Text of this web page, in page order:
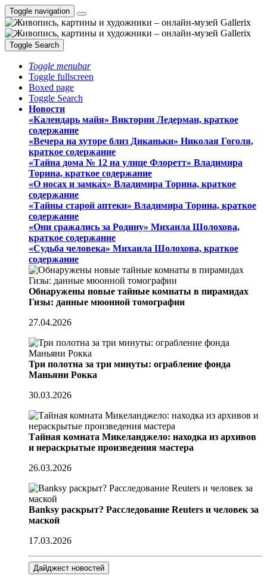
Toggle navigation
Toggle Search
Toggle menubar
Toggle fullscreen
Boxed page
Toggle Search
Новости
«Календарь майя» Виктории Ледерман, краткое
содержание
«Вечера на хуторе близ Диканьки» Николая Гоголя,
краткое содержание
«Тайна дома № 12 на улице Флоретт» Владимира
Торина, краткое содержание
«О носах и замка́х» Владимира Торина, краткое
содержание
«Тайны старой аптеки» Владимира Торина, краткое
содержание
«Они сражались за Родину» Михаила Шолохова,
краткое содержание
«Судьба человека» Михаила Шолохова, краткое
содержание
Обнаружены новые тайные комнаты в пирамидах
Гизы: данные мюонной томографии
27.04.2026
Три полотна за три минуты: ограбление фонда
Маньяни Рокка
30.03.2026
Тайная комната Микеланджело: находка из архивов
и нераскрытые произведения мастера
26.03.2026
Banksy раскрыт? Расследование Reuters и человек за
маской
17.03.2026
Дайджест новостей